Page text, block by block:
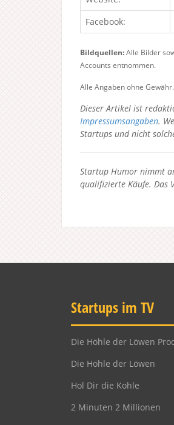
Facebook:
Bildquellen:Alle Bilder
Accounts entnommen.
Alle Angaben ohne Gewähr.
Dieser Artikel ist
Impressumsangaben.
Startups und nicht
Startup Humor nimmt
qualifizierte Käufe. Das
Startups im TV
Die Höhle der Löwen
Die Höhle der Löwen
Hol Dir die Kohle
2 Minuten 2 Millionen